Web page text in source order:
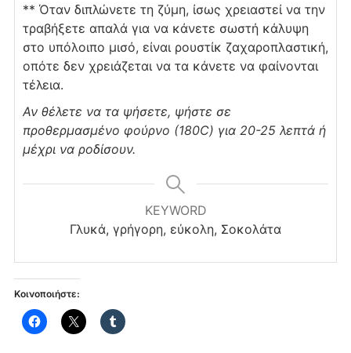
** Όταν διπλώνετε τη ζύμη, ίσως χρειαστεί να την
τραβήξετε απαλά για να κάνετε σωστή κάλυψη
στο υπόλοιπο μισό, είναι ρουστίκ ζαχαροπλαστική,
οπότε δεν χρειάζεται να τα κάνετε να φαίνονται
τέλεια.
Αν θέλετε να τα ψήσετε, ψήστε σε
προθερμασμένο φούρνο (180C) για 20-25 λεπτά ή
μέχρι να ροδίσουν.
KEYWORD
Γλυκά, γρήγορη, εύκολη, Σοκολάτα
Κοινοποιήστε: